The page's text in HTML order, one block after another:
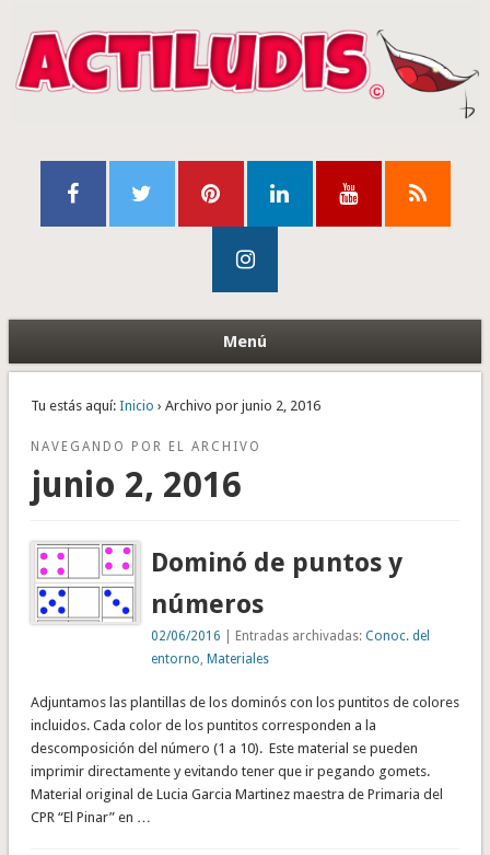
Menú
Tu estás aquí: Inicio › Archivo por junio 2, 2016
NAVEGANDO POR EL ARCHIVO
junio 2, 2016
Dominó de puntos y
números
02/06/2016 | Entradas archivadas:Conoc. del
entorno ,Materiales
Adjuntamos las plantillas de los dominós con los puntitos de colores
incluidos. Cada color de los puntitos corresponden a la
descomposición del número (1 a 10). Este material se pueden
imprimir directamente y evitando tener que ir pegando gomets.
Material original de Lucia Garcia Martinez maestra de Primaria del
CPR “El Pinar” en …